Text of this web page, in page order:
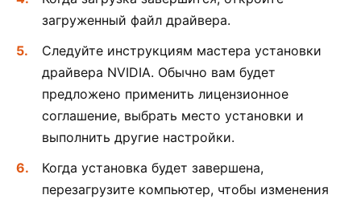
загруженный файл драйвера.
Следуйте инструкциям мастера установки
драйвера NVIDIA. Обычно вам будет
предложено применить лицензионное
соглашение, выбрать место установки и
выполнить другие настройки.
Когда установка будет завершена,
перезагрузите компьютер, чтобы изменения